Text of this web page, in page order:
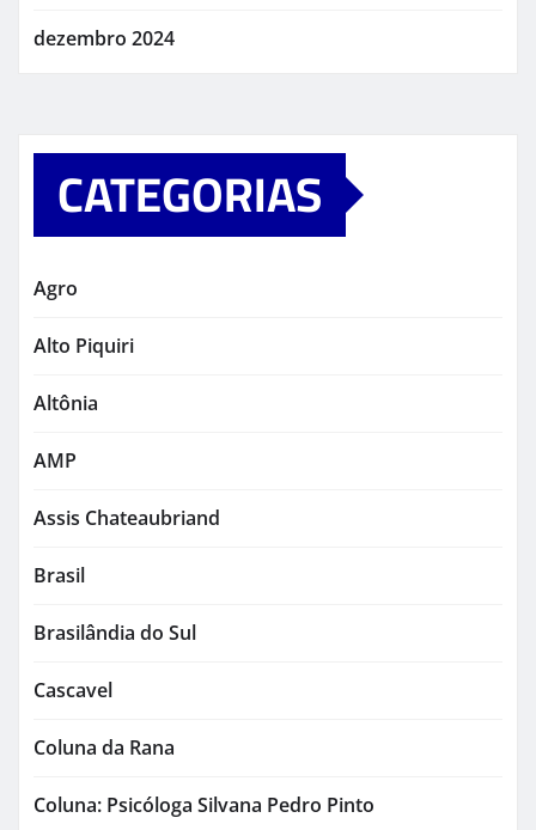
dezembro 2024
CATEGORIAS
Agro
Alto Piquiri
Altônia
AMP
Assis Chateaubriand
Brasil
Brasilândia do Sul
Cascavel
Coluna da Rana
Coluna: Psicóloga Silvana Pedro Pinto